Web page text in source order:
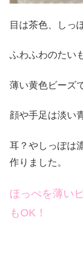
目は茶色、しっ
ふわふわのたい
薄い黄色ビーズ
顔や手足は淡い
耳？やしっぽは
作りました。
ほっぺを薄い
もOK！